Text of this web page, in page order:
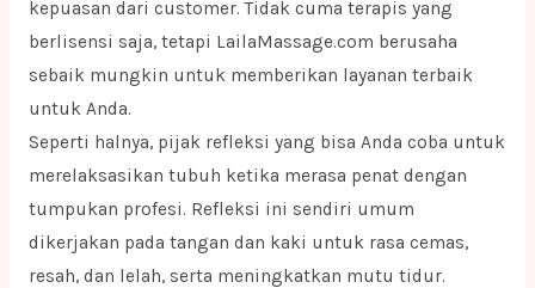
kepuasan dari customer. Tidak cuma terapis yang
berlisensi saja, tetapi LailaMassage.com berusaha
sebaik mungkin untuk memberikan layanan terbaik
untuk Anda.
Seperti halnya, pijak refleksi yang bisa Anda coba untuk
merelaksasikan tubuh ketika merasa penat dengan
tumpukan profesi. Refleksi ini sendiri umum
dikerjakan pada tangan dan kaki untuk rasa cemas,
resah, dan lelah, serta meningkatkan mutu tidur.